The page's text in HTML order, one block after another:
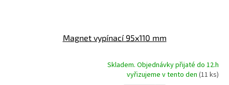
Magnet vypínací 95x110 mm
Skladem. Objednávky přijaté do 12.h
vyřizujeme v tento den(11 ks)